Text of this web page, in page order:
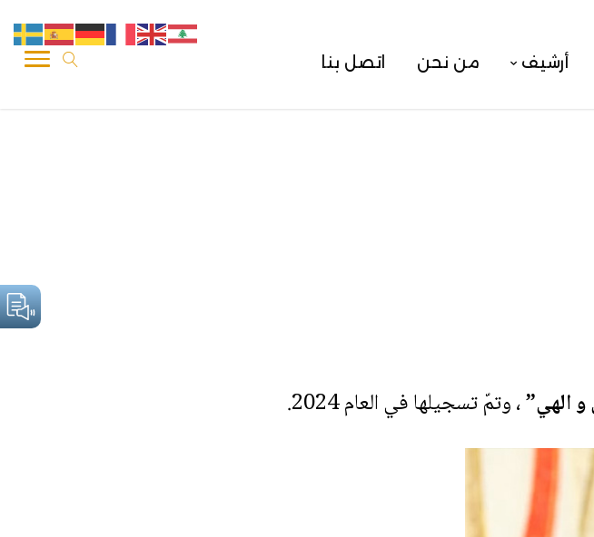
أرشيف من نحن اتصل بنا
الهي”، وتمّ تسجيلها في العام 2024.